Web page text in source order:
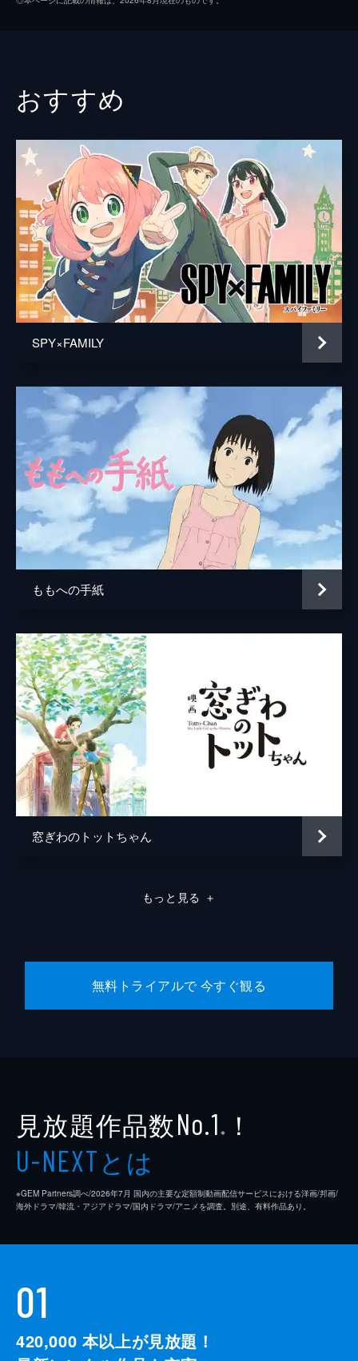
監督 新海誠
脚本 新海誠
原作 新海誠
音楽 RADWIMPS
演出 徳野悠我
居村健治
アニメーション制作 コミックス・ウェーブ・フィルム
川口典孝
おすすめ
SPY×FAMILY
ももへの手紙
窓ぎわのトットちゃん
もっと見る ＋
無料トライアルで 今すぐ観る
見放題作品数No.1 ※ ！
U-NEXTとは
※GEM Partners調べ/2026年7⽉ 国内の主要な定額制動画配信サービスにおける洋画/邦画/
海外ドラマ/韓流・アジアドラマ/国内ドラマ/アニメを調査。別途、有料作品あり。
01
420,000 本以上が見放題！